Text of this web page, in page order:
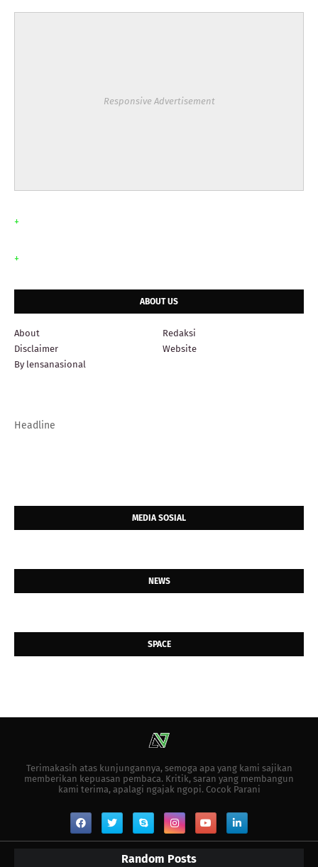
Responsive Advertisement
+
+
ABOUT US
About
Redaksi
Disclaimer
Website
By lensanasional
Headline
MEDIA SOSIAL
NEWS
SPACE
Terimakasih atas kunjungannya, semoga apa yang kami sajikan
memberikan kepuasan pembaca. Kritik, saran yang membangun
kami terima, apalagi ngajak ngopi. Cocok Parani
Random Posts